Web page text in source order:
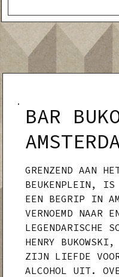
BAR
GRENZEND AAN
BEUKENPLEIN, IS
EEN BEGRIP IN
VERNOEMD NAAR
LEGENDARISCHE
HENRY
ZIJN LIEFDE
ALCOHOL UIT.